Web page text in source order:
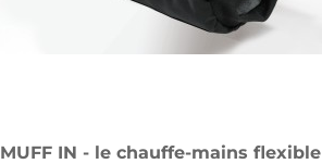
MUFF IN - le chauffe-mains flexible